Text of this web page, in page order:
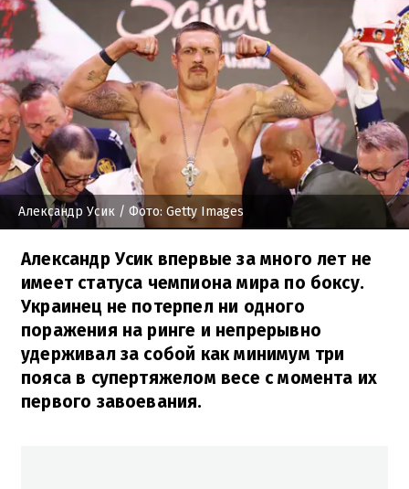
Александр Усик / Фото: Getty Images
Александр Усик впервые за много лет не
имеет статуса чемпиона мира по боксу.
Украинец не потерпел ни одного
поражения на ринге и непрерывно
удерживал за собой как минимум три
пояса в супертяжелом весе с момента их
первого завоевания.